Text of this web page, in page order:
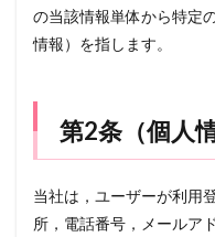
の当該情報単体から特定
情報）を指します。
第2条（個人
当社は，ユーザーが利用
所，電話番号，メールア